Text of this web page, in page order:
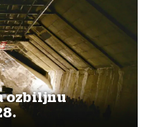
ozbiljnu